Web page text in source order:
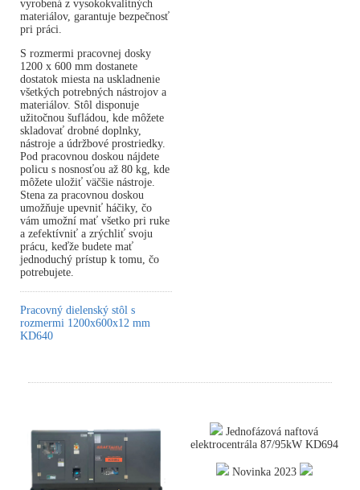
vyrobená z vysokokvalitných
materiálov, garantuje bezpečnosť
pri práci.
S rozmermi pracovnej dosky
1200 x 600 mm dostanete
dostatok miesta na uskladnenie
všetkých potrebných nástrojov a
materiálov. Stôl disponuje
užitočnou šufládou, kde môžete
skladovať drobné doplnky,
nástroje a údržbové prostriedky.
Pod pracovnou doskou nájdete
policu s nosnosťou až 80 kg, kde
môžete uložiť väčšie nástroje.
Stena za pracovnou doskou
umožňuje upevniť háčiky, čo
vám umožní mať všetko pri ruke
a zefektívniť a zrýchliť svoju
prácu, keďže budete mať
jednoduchý prístup k tomu, čo
potrebujete.
Pracovný dielenský stôl s
rozmermi 1200x600x12 mm
KD640
Jednofázová naftová
elektrocentrála 87/95kW KD694
Novinka 2023